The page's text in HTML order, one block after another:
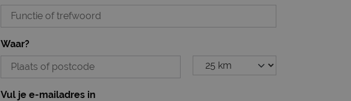
Waar?
Vul je e-mailadres in